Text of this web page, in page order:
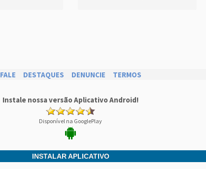
FALE DESTAQUES DENUNCIE TERMOS
Instale nossa versão Aplicativo Android!
Disponível na GooglePlay
INSTALAR APLICATIVO